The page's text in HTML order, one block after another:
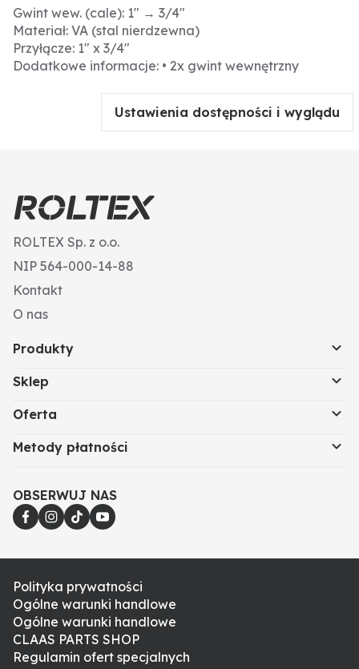
Gwint wew. (cale): 1" → 3/4"
Materiał: VA (stal nierdzewna)
Przyłącze: 1" x 3/4"
Dodatkowe informacje: • 2x gwint wewnętrzny
Ustawienia dostępności i wyglądu
ROLTEX Sp. z o.o.
NIP 564-000-14-88
Kontakt
O nas
Produkty
Sklep
Oferta
Metody płatności
OBSERWUJ NAS
Polityka prywatności
Ogólne warunki handlowe
Ogólne warunki handlowe
CLAAS PARTS SHOP
Regulamin ofert specjalnych